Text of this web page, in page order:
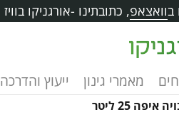
בוואצאפ, כתובתינו -אורגניקו בוויז
מאמרי גינון ייעוץ והדרכה
איפה 25 ליטר